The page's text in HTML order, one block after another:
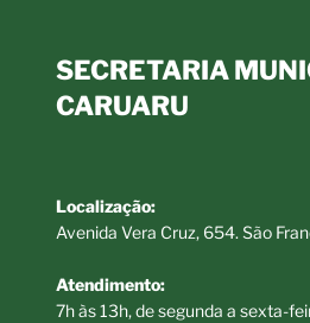
SECRETARIA
CARUARU
Localização:
Avenida Vera Cruz, 654. São
Atendimento:
7h às 13h, de segunda a sexta-